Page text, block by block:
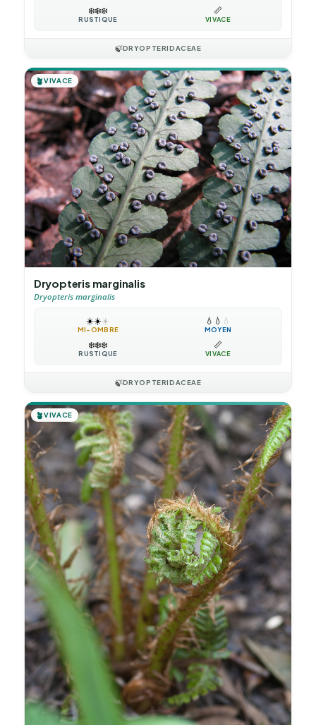
❄️❄️❄️
RUSTIQUE
📏
VIVACE
🍃DRYOPTERIDACEAE
🪴VIVACE
Dryopteris marginalis
Dryopteris marginalis
☀️☀️☀️
MI-OMBRE
💧 💧 💧
MOYEN
❄️❄️❄️
RUSTIQUE
📏
VIVACE
🍃DRYOPTERIDACEAE
🪴VIVACE